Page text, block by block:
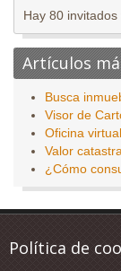
Hay 80
Artículos
Busca
Visor de
Oficina
Valor
¿Cómo
Política de